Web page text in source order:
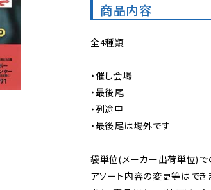
商品内容
全4種類
・催し会場
・最後尾
・列途中
・最後尾は場外です
袋単位(メーカー出荷単位)で
アソート内容の変更等はでき